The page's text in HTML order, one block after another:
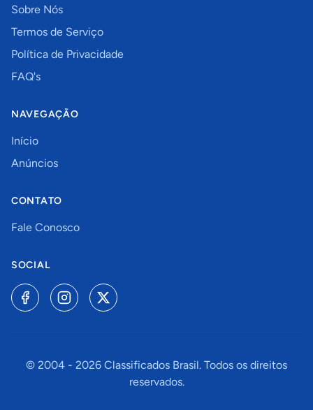
Sobre Nós
Termos de Serviço
Política de Privacidade
FAQ's
NAVEGAÇÃO
Início
Anúncios
CONTATO
Fale Conosco
SOCIAL
© 2004 - 2026 Classificados Brasil. Todos os direitos
reservados.